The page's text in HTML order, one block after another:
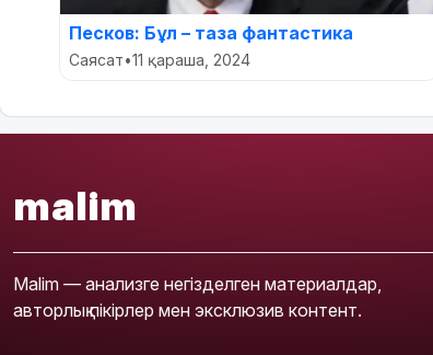
Песков: Бұл – таза фантастика
Саясат•11 қараша, 2024
malim
Malim — анализге негізделген материалдар,
авторлық пікірлер мен эксклюзив контент.